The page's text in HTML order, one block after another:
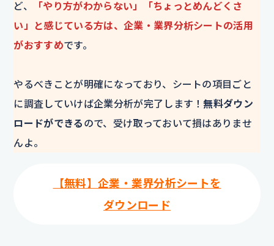
ど、
「やり方がわからない」「ちょっとめんどくさ
い」と感じている方は、企業・業界分析シートの活用
がおすすめです。
やるべきことが明確になっており、シートの項目ごと
に調査していけば企業分析が完了します！無料ダウン
ロードができる ので、受け取っておいて損はありませ
んよ。
【無料】企業・業界分析シートを
ダウンロード